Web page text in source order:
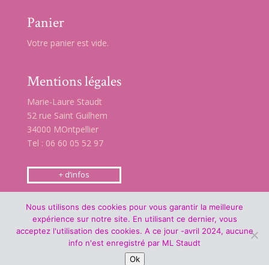
Panier
Votre panier est vide.
Mentions légales
Marie-Laure Staudt
52 rue Saint Guilhem
34000 MOntpellier
Tel : 06 60 05 52 97
+ d’infos
Nous utilisons des cookies pour vous garantir la meilleure
expérience sur notre site. En utilisant ce dernier, vous
acceptez l'utilisation des cookies. A ce jour -avril 2024, aucune
info n'est enregistré par ML Staudt
Ok